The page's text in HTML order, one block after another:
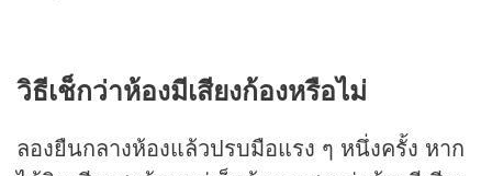
วิธีเช็กว่าห้องมีเสียงก้องหรือไม่
ลองยืนกลางห้องแล้วปรบมือแรง ๆ หนึ่งครั้ง หาก